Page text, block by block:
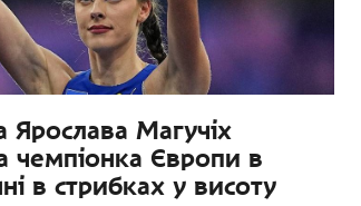
Ярослава Магучіх
чемпіонка Європи в
в стрибках у висоту